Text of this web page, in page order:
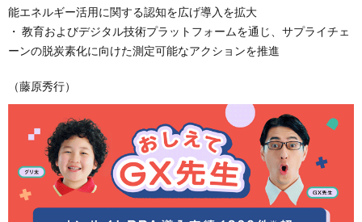
能エネルギー活用に関する認知を広げ導入を拡大
・ 教育およびデジタル技術プラットフォームを通じ、サプライチェ
ーンの脱炭素化に向けた測定可能なアクションを推進
（藤原秀行）